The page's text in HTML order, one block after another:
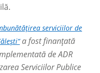
serviciilor de
a fost finanțată
de ADR
Serviciilor Publice